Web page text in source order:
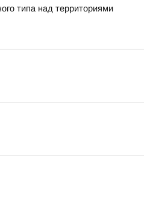
типа над территориями